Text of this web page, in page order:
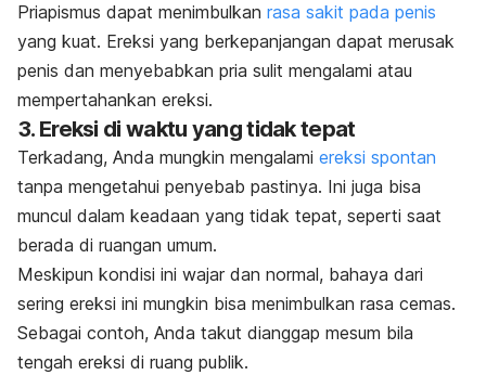
Priapismus dapat menimbulkan rasa sakit pada penis
yang kuat. Ereksi yang berkepanjangan dapat merusak
penis dan menyebabkan pria sulit mengalami atau
mempertahankan ereksi.
3. Ereksi di waktu yang tidak tepat
Terkadang, Anda mungkin mengalami ereksi spontan
tanpa mengetahui penyebab pastinya. Ini juga bisa
muncul dalam keadaan yang tidak tepat, seperti saat
berada di ruangan umum.
Meskipun kondisi ini wajar dan normal, bahaya dari
sering ereksi ini mungkin bisa menimbulkan rasa cemas.
Sebagai contoh, Anda takut dianggap mesum bila
tengah ereksi di ruang publik.